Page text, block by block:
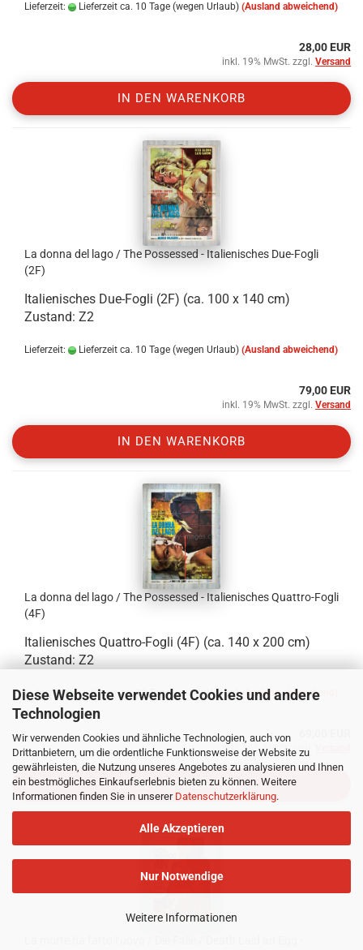
Diese Webseite verwendet Cookies und andere
Technologien
Wir verwenden Cookies und ähnliche Technologien, auch von
Drittanbietern, um die ordentliche Funktionsweise der Website zu
gewährleisten, die Nutzung unseres Angebotes zu analysieren und Ihnen
ein bestmögliches Einkaufserlebnis bieten zu können. Weitere
Informationen finden Sie in unserer Datenschutzerklärung.
Alle Akzeptieren
Nur Notwendige
Weitere Informationen
Lieferzeit: Lieferzeit ca. 10 Tage (wegen Urlaub) (Ausland abweichend)
28,00 EUR
inkl. 19% MwSt. zzgl. Versand
IN DEN WARENKORB
La donna del lago / The Possessed - Italienisches Due-Fogli
(2F)
Italienisches Due-Fogli (2F) (ca. 100 x 140 cm)
Zustand: Z2
Lieferzeit: Lieferzeit ca. 10 Tage (wegen Urlaub) (Ausland abweichend)
79,00 EUR
inkl. 19% MwSt. zzgl. Versand
IN DEN WARENKORB
La donna del lago / The Possessed - Italienisches Quattro-Fogli
(4F)
Italienisches Quattro-Fogli (4F) (ca. 140 x 200 cm)
Zustand: Z2
Lieferzeit: Lieferzeit ca. 10 Tage (wegen Urlaub) (Ausland abweichend)
inkl. 19% MwSt. zzgl.
IN DEN WARENKORB